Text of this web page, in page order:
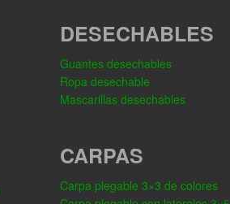
DESECHABLES
Guantes desechables
Ropa desechable
Mascarillas desechables
CARPAS
Carpa plegable 3×3 de colores